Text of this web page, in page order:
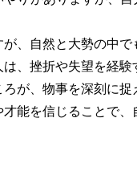
、自然と大勢の中で
、挫折や失望を経験
が、物事を深刻に
能を信じることで